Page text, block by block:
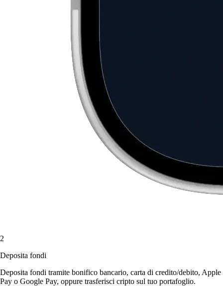
2
Deposita fondi
Deposita fondi tramite bonifico bancario, carta di credito/debito, Apple
Pay o Google Pay, oppure trasferisci cripto sul tuo portafoglio.